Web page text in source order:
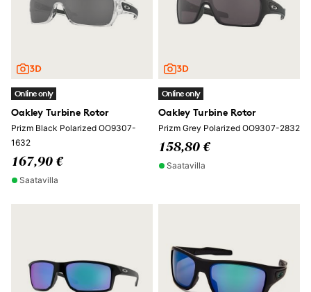
Online only
Oakley Turbine Rotor
Prizm Black Polarized OO9307-
1632
167,90 €
Saatavilla
Online only
Oakley Turbine Rotor
Prizm Grey Polarized OO9307-2832
158,80 €
Saatavilla